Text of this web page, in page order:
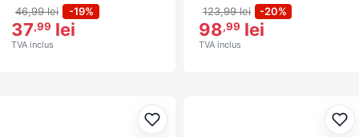
46,99 lei -19%
37,99 lei
TVA inclus
123,99 lei -20%
98,99 lei
TVA inclus
Adaugă la favorite